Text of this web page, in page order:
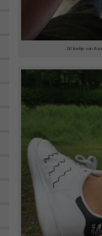
Dit koekje van